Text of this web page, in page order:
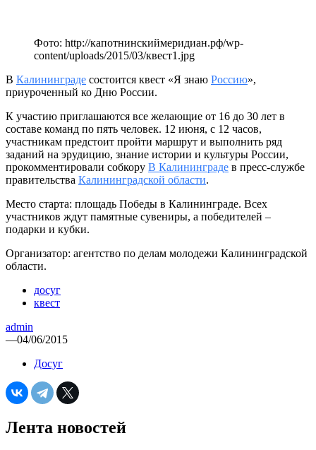
Фото: http://капотнинскиймеридиан.рф/wp-
content/uploads/2015/03/квест1.jpg
В Калининграде состоится квест «Я знаю Россию»,
приуроченный ко Дню России.
К участию приглашаются все желающие от 16 до 30 лет в
составе команд по пять человек. 12 июня, с 12 часов,
участникам предстоит пройти маршрут и выполнить ряд
заданий на эрудицию, знание истории и культуры России,
прокомментировали собкору В Калининграде в пресс-службе
правительства Калининградской области.
Место старта: площадь Победы в Калининграде. Всех
участников ждут памятные сувениры, а победителей –
подарки и кубки.
Организатор: агентство по делам молодежи Калининградской
области.
досуг
квест
admin
—04/06/2015
Досуг
Лента новостей